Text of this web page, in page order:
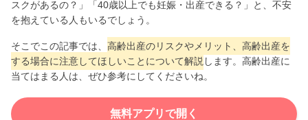
スクがあるの？」「40歳以上でも妊娠・出産できる？」と、不安
を抱えている人もいるでしょう。
そこでこの記事では、 高齢出産のリスクやメリット、高齢出産を
する場合に注意してほしいことについて解説 します。高齢出産に
当てはまる人は、ぜひ参考にしてくださいね。
無料アプリで開く